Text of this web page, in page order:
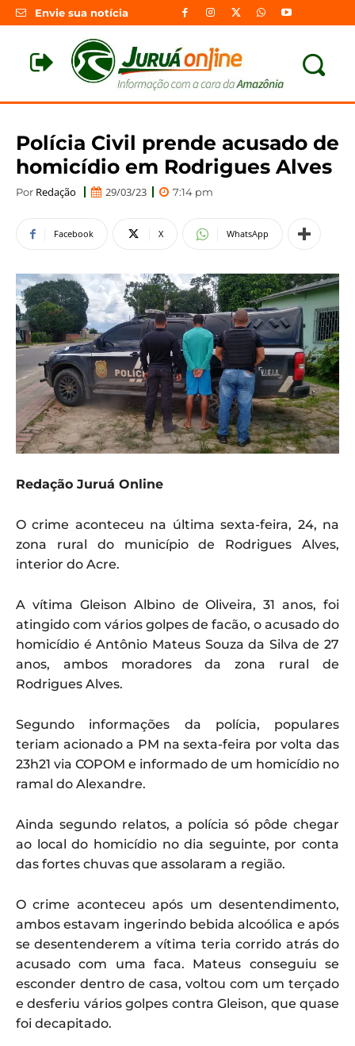
Envie sua notícia
Polícia Civil prende acusado de
homicídio em Rodrigues Alves
Por Redação 29/03/23 7:14 pm
Facebook X WhatsApp
Redação Juruá Online
O crime aconteceu na última sexta-feira, 24, na
zona rural do município de Rodrigues Alves,
interior do Acre.
A vítima Gleison Albino de Oliveira, 31 anos, foi
atingido com vários golpes de facão, o acusado do
homicídio é Antônio Mateus Souza da Silva de 27
anos, ambos moradores da zona rural de
Rodrigues Alves.
Segundo informações da polícia, populares
teriam acionado a PM na sexta-feira por volta das
23h21 via COPOM e informado de um homicídio no
ramal do Alexandre.
Ainda segundo relatos, a polícia só pôde chegar
ao local do homicídio no dia seguinte, por conta
das fortes chuvas que assolaram a região.
O crime aconteceu após um desentendimento,
ambos estavam ingerindo bebida alcoólica e após
se desentenderem a vítima teria corrido atrás do
acusado com uma faca. Mateus conseguiu se
esconder dentro de casa, voltou com um terçado
e desferiu vários golpes contra Gleison, que quase
foi decapitado.